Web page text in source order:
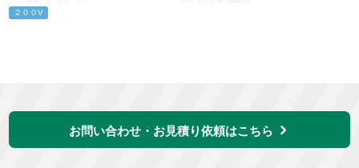
２００V
お問い合わせ・お見積り依頼はこちら